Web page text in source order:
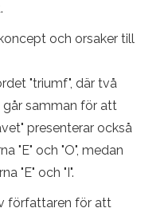
och orsaker till
"triumf", där två
går samman för att
presenterar också
"E" och "O", medan
"E" och "I".
författaren för att